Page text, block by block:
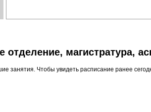
отделение, магистратура,
занятия. Чтобы увидеть расписание ранее